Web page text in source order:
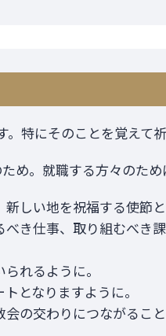
特にそのことを覚えて祈
め。就職する方々のため
しい地を祝福する使節
き仕事、取り組むべき
れるように。
となりますように。
の交わりにつながること